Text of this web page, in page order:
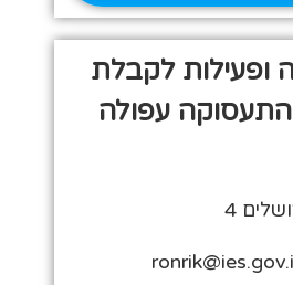
ופעילות לקבלת
עפולה
4